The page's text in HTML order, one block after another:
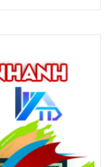
HÀNG HỘI CHỢ